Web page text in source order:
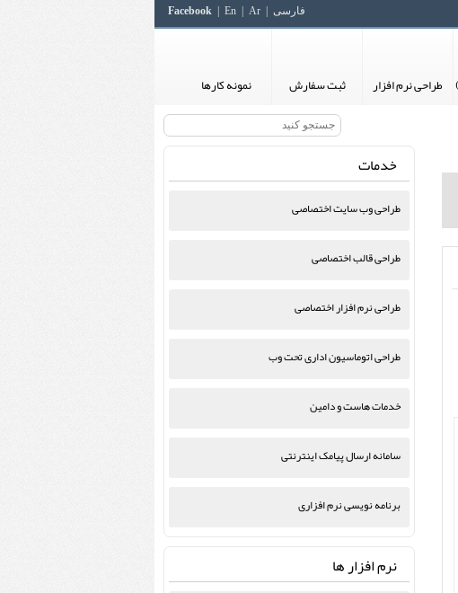
Facebook En Ar فارسی
طراحی نرم افزار ثبت سفارش
نمونه کارها
خدمات
طراحی وب سایت اختصاصی
طراحی قالب اختصاصی
طراحی نرم افزار اختصاصی
طراحی اتوماسیون اداری تحت وب
خدمات هاست و دامین
سامانه ارسال پیامک اینترنتی
برنامه نویسی نرم افزاری
نرم افزار ها